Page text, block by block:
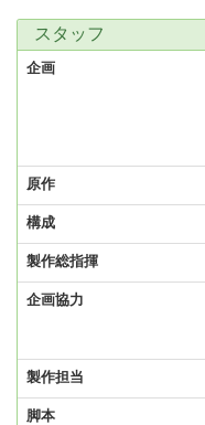
スタッフ
企画
原作
構成
製作総指揮
企画協力
製作担当
脚本